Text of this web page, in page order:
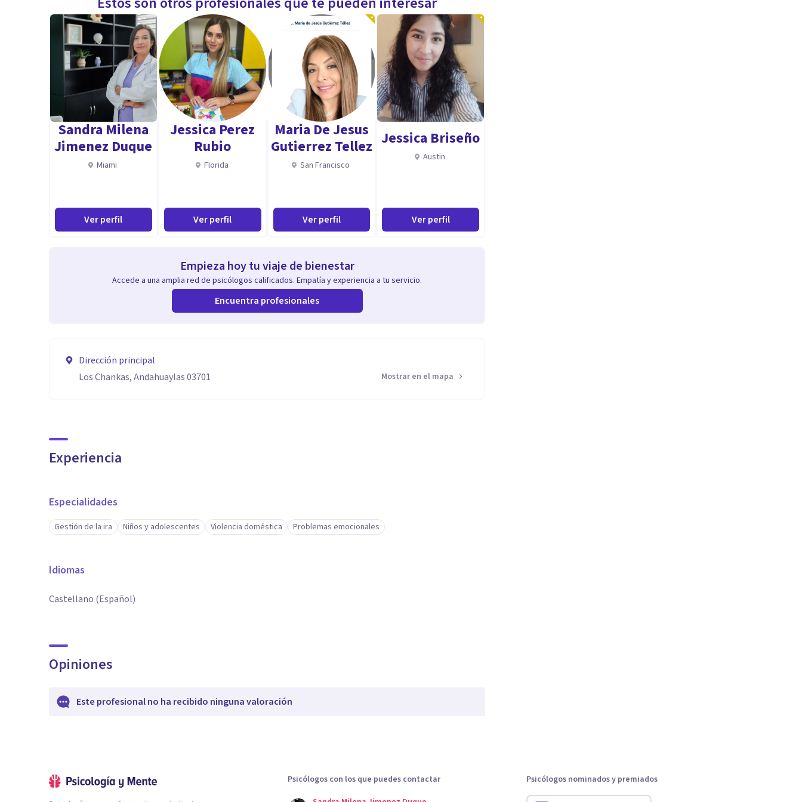
Sandra Milena
Jimenez Duque
Miami
Ver perfil
Jessica Perez
Rubio
Florida
Ver perfil
Maria De Jesus
Gutierrez Tellez
San Francisco
Ver perfil
Jessica Briseño
Austin
Ver perfil
Empieza hoy tu viaje de bienestar
Accede a una amplia red de psicólogos calificados. Empatía y experiencia a tu servicio.
Encuentra profesionales
Dirección principal
Los Chankas, Andahuaylas 03701
Mostrar en el mapa
Experiencia
Especialidades
Gestión de la ira Niños y adolescentes Violencia doméstica Problemas emocionales
Idiomas
Castellano (Español)
Opiniones
Este profesional no ha recibido ninguna valoración
Psicólogos con los que puedes contactar
Psicólogos nominados y premiados